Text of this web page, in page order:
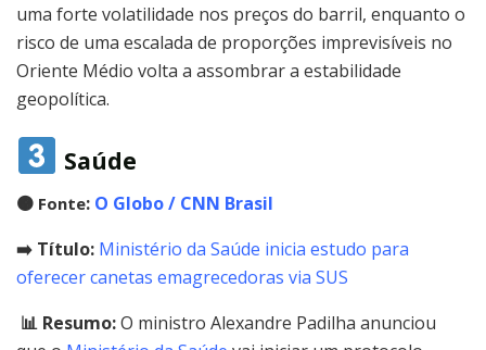
uma forte volatilidade nos preços do barril, enquanto o
risco de uma escalada de proporções imprevisíveis no
Oriente Médio volta a assombrar a estabilidade
geopolítica.
Saúde
🟠 Fonte: O Globo / CNN Brasil
➡️ Título: Ministério da Saúde inicia estudo para
oferecer canetas emagrecedoras via SUS
📊 Resumo:O ministro Alexandre Padilha anunciou